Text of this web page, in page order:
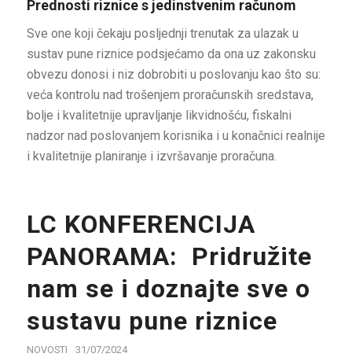
Prednosti riznice s jedinstvenim računom
Sve one koji čekaju posljednji trenutak za ulazak u
sustav pune riznice podsjećamo da ona uz zakonsku
obvezu donosi i niz dobrobiti u poslovanju kao što su:
veća kontrolu nad trošenjem proračunskih sredstava,
bolje i kvalitetnije upravljanje likvidnošću, fiskalni
nadzor nad poslovanjem korisnika i u konačnici realnije
i kvalitetnije planiranje i izvršavanje proračuna.
LC KONFERENCIJA
PANORAMA: Pridružite
nam se i doznajte sve o
sustavu pune riznice
NOVOSTI 31/07/2024